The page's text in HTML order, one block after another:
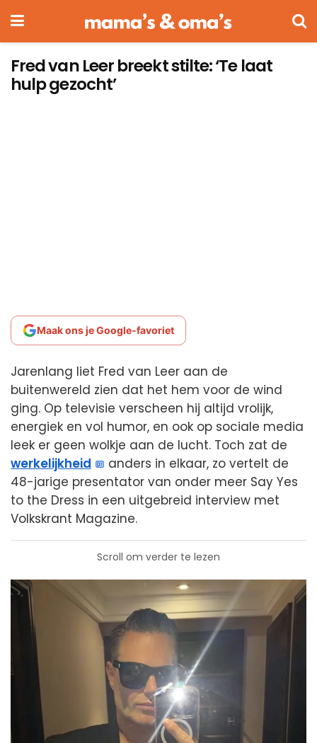
Fred van Leer breekt stilte: ‘Te laat
hulp gezocht’
Maak ons je Google-favoriet
Jarenlang liet Fred van Leer aan de
buitenwereld zien dat het hem voor de wind
ging. Op televisie verscheen hij altijd vrolijk,
energiek en vol humor, en ook op sociale media
leek er geen wolkje aan de lucht. Toch zat de
werkelijkheid
anders in elkaar, zo vertelt de
48-jarige presentator van onder meer Say Yes
to the Dress in een uitgebreid interview met
Volkskrant Magazine.
Scroll om verder te lezen